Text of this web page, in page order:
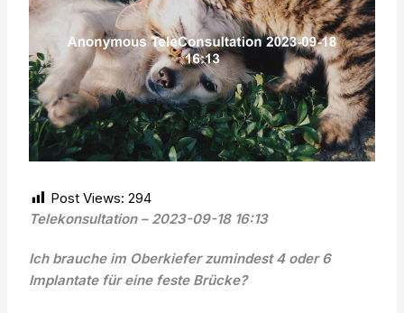
Post Views: 294
Telekonsultation – 2023-09-18 16:13
Ich brauche im Oberkiefer zumindest 4 oder 6
Implantate für eine feste Brücke?